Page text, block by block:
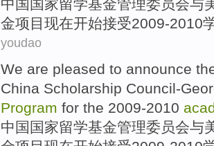
中国 国家留学基金管理委员会与
金项目现在开始接受2009-2010
youdao
We are pleased to announce
China Scholarship Council-
Program for the 2009-2010
中国 国家留学基金管理委员会与